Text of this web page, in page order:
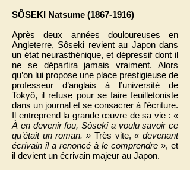
SÔSEKI Natsume (1867-1916)
Après deux années douloureuses en
Angleterre, Sôseki revient au Japon dans
un état neurasthénique, et dépressif dont il
ne se départira jamais vraiment. Alors
qu’on lui propose une place prestigieuse de
professeur d’anglais à l’université de
Tokyô, il refuse pour se faire feuilletoniste
dans un journal et se consacrer à l’écriture.
Il entreprend la grande œuvre de sa vie : «
À en devenir fou, Sôseki a voulu savoir ce
qu’était un roman. » Très vite,« devenant
écrivain il a renoncé à le comprendre », et
il devient un écrivain majeur au Japon.